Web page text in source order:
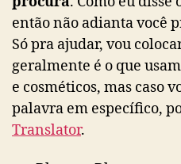
então não adianta você
Só pra ajudar, vou
geralmente é o que
e cosméticos, mas caso
palavra em específico,
Translator.